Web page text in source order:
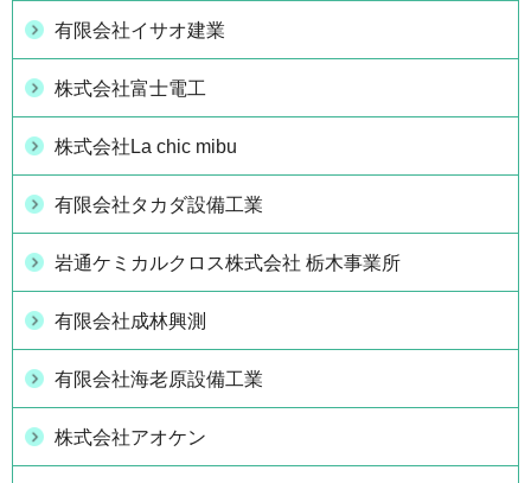
有限会社イサオ建業
株式会社富士電工
株式会社La chic mibu
有限会社タカダ設備工業
岩通ケミカルクロス株式会社 栃木事業所
有限会社成林興測
有限会社海老原設備工業
株式会社アオケン